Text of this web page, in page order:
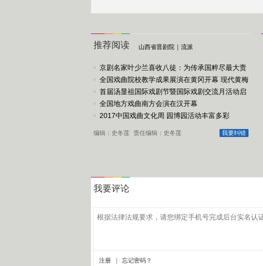
推荐阅读 山西省晋剧院 流派
京剧名家叶少兰喜收八徒：为传承国粹尽最大责
任
全国戏曲院校教学成果展演在黄冈开幕 现代黄梅
戏《槐花谣》倾情..
首届汤显祖国际戏剧节暨国际戏剧交流月活动启
动
全国地方戏曲南方会演在汉开幕
2017中国戏曲文化周 园博园活动丰富多彩
我要纠错
编辑：史冬莲 责任编辑：史冬莲